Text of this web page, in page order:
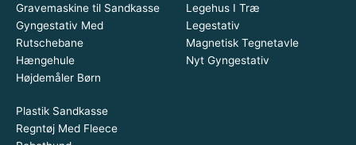
Gravemaskine til Sandkasse
Gyngestativ Med
Rutschebane
Hængehule
Højdemåler Børn
Legehus I Træ
Legestativ
Magnetisk Tegnetavle
Nyt Gyngestativ
Plastik Sandkasse
Regntøj Med Fleece